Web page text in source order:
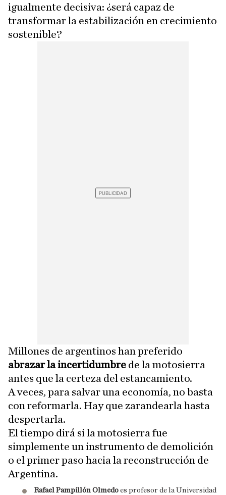
igualmente decisiva: ¿será capaz de
transformar la estabilización en crecimiento
sostenible?
Millones de argentinos han preferido
abrazar la incertidumbre de la motosierra
antes que la certeza del estancamiento.
A veces, para salvar una economía, no basta
con reformarla. Hay que zarandearla hasta
despertarla.
El tiempo dirá si la motosierra fue
simplemente un instrumento de demolición
o el primer paso hacia la reconstrucción de
Argentina.
Rafael Pampillón Olmedo es profesor de la Universidad